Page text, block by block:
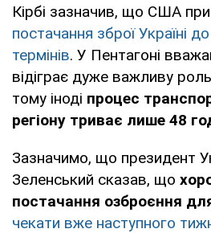
Кірбі зазначив, що США
постачання зброї Україні
термінів. У Пентагоні
відіграє дуже важливу
тому іноді процес
регіону триває лише 48
Зазначимо, що президент
Зеленський сказав, що
постачання озброєння
чекати вже наступного